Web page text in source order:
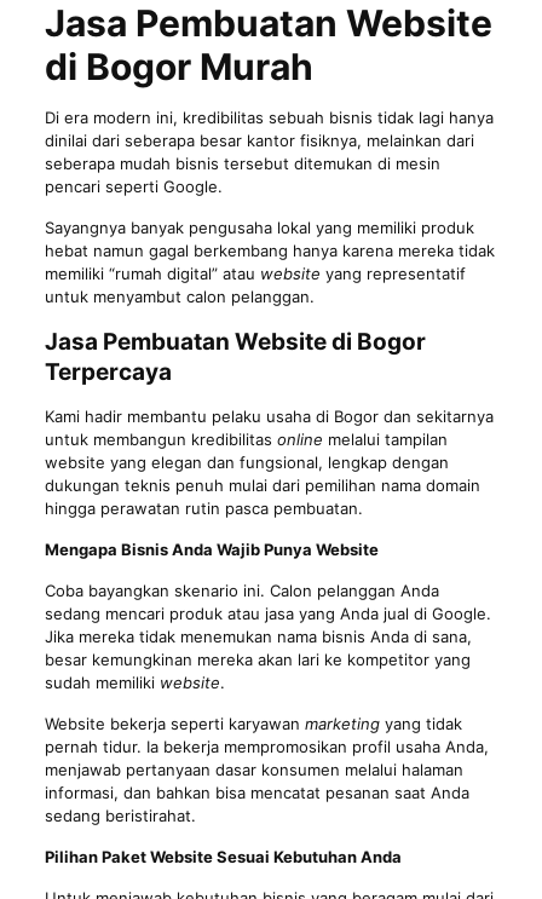
Jasa Pembuatan Website
di Bogor Murah
Di era modern ini, kredibilitas sebuah bisnis tidak lagi hanya
dinilai dari seberapa besar kantor fisiknya, melainkan dari
seberapa mudah bisnis tersebut ditemukan di mesin
pencari seperti Google.
Sayangnya banyak pengusaha lokal yang memiliki produk
hebat namun gagal berkembang hanya karena mereka tidak
memiliki “rumah digital” atau website yang representatif
untuk menyambut calon pelanggan.
Jasa Pembuatan Website di Bogor
Terpercaya
Kami hadir membantu pelaku usaha di Bogor dan sekitarnya
untuk membangun kredibilitas online melalui tampilan
website yang elegan dan fungsional, lengkap dengan
dukungan teknis penuh mulai dari pemilihan nama domain
hingga perawatan rutin pasca pembuatan.
Mengapa Bisnis Anda Wajib Punya Website
Coba bayangkan skenario ini. Calon pelanggan Anda
sedang mencari produk atau jasayang Anda jual di Google.
Jika mereka tidak menemukan nama bisnis Anda di sana,
besar kemungkinan mereka akan lari ke kompetitor yang
sudah memiliki website.
Website bekerja seperti karyawan marketingyang tidak
pernah tidur. Ia bekerja mempromosikan profil usaha Anda,
menjawab pertanyaan dasar konsumen melalui halaman
informasi, dan bahkan bisa mencatat pesanan saat Anda
sedang beristirahat.
Pilihan Paket Website Sesuai Kebutuhan Anda